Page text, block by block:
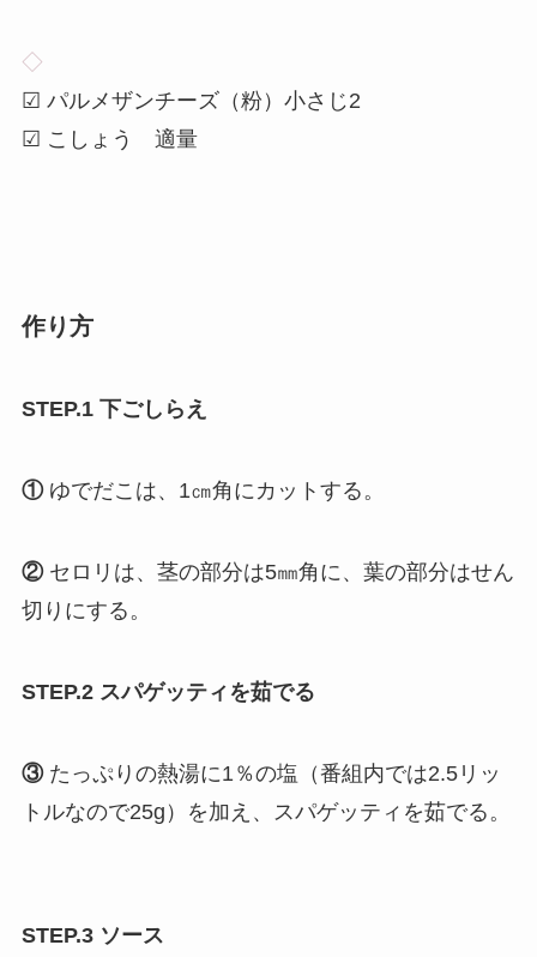
◇
☑ パルメザンチーズ（粉）小さじ2
☑ こしょう 適量
作り方
STEP.1 下ごしらえ
① ゆでだこは、1㎝角にカットする。
② セロリは、茎の部分は5㎜角に、葉の部分はせん
切りにする。
STEP.2 スパゲッティを茹でる
③ たっぷりの熱湯に1％の塩（番組内では2.5リッ
トルなので25g）を加え、スパゲッティを茹でる。
STEP.3 ソース